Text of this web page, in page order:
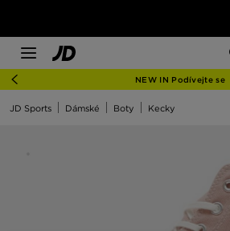
NEW IN Podívejte se
JD Sports Dámské Boty Kecky